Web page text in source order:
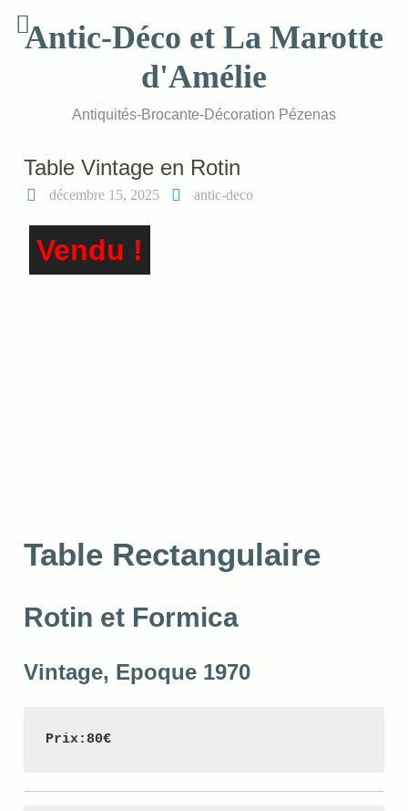
contentAntic-Déco et La Marotte
d'Amélie
Antiquités-Brocante-Décoration Pézenas
Table Vintage en Rotin
décembre 15, 2025 antic-deco
Vendu !
Table Rectangulaire
Rotin et Formica
Vintage, Epoque 1970
Prix:80€